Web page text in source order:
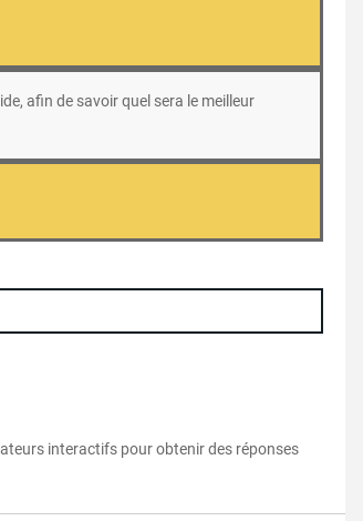
afin de savoir quel sera le meilleur
interactifs pour obtenir des réponses